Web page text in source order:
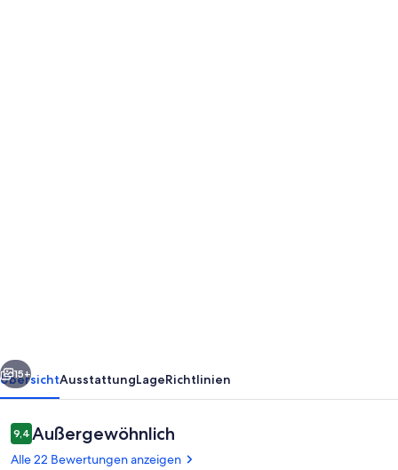
Weiter
15+
ÜbersichtAusstattungLageRichtlinien
Bewertungen
9,49,4 von 10.
Außergewöhnlich
Alle 22 Bewertungen anzeigen